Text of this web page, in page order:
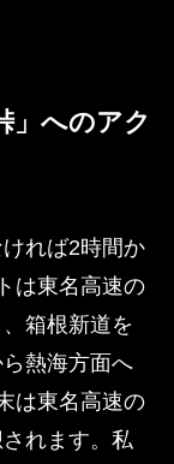
」へのアク
れば2時間か
は東名高速の
箱根新道を
熱海方面へ
は東名高速の
れます。私